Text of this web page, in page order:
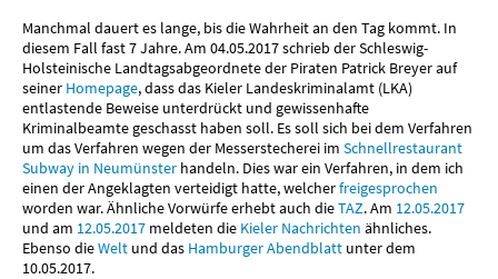
Manchmal dauert es lange, bis die Wahrheit an den Tag kommt. In
diesem Fall fast 7 Jahre. Am 04.05.2017 schrieb der Schleswig-
Holsteinische Landtagsabgeordnete der Piraten Patrick Breyer auf
seiner Homepage, dass das Kieler Landeskriminalamt (LKA)
entlastende Beweise unterdrückt und gewissenhafte
Kriminalbeamte geschasst haben soll. Es soll sich bei dem Verfahren
um das Verfahren wegen der Messerstecherei im Schnellrestaurant
Subway in Neumünster handeln. Dies war ein Verfahren, in dem ich
einen der Angeklagten verteidigt hatte, welcherfreigesprochen
worden war. Ähnliche Vorwürfe erhebt auch dieTAZ. Am 12.05.2017
und am 12.05.2017 meldeten die Kieler Nachrichten ähnliches.
Ebenso dieWelt und das Hamburger Abendblatt unter dem
10.05.2017.